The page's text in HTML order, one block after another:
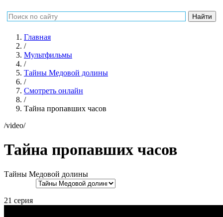
Главная
/
Мультфильмы
/
Тайны Медовой долины
/
Смотреть онлайн
/
Тайна пропавших часов
/video/
Тайна пропавших часов
Тайны Медовой долины
21 серия